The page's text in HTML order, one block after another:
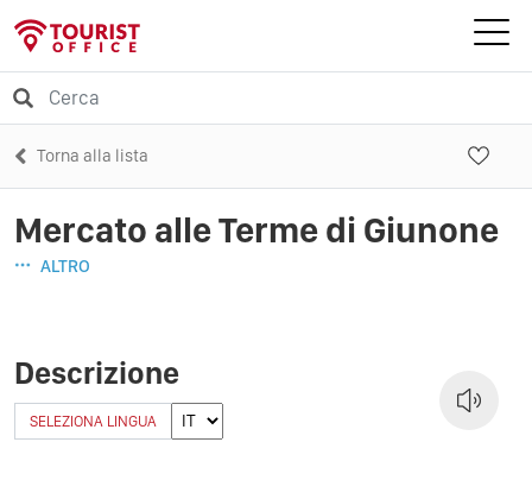
Torna alla lista
Mercato alle Terme di Giunone
ALTRO
Descrizione
SELEZIONA LINGUA